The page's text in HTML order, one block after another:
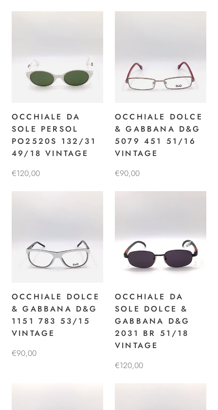
OCCHIALE DA
SOLE PERSOL
PO2520S 132/31
49/18 VINTAGE
€120,00
OCCHIALE DOLCE
& GABBANA D&G
5079 451 51/16
VINTAGE
€90,00
OCCHIALE DOLCE
& GABBANA D&G
1151 783 53/15
VINTAGE
€90,00
OCCHIALE DA
SOLE DOLCE &
GABBANA D&G
2031 BR 51/18
VINTAGE
€120,00